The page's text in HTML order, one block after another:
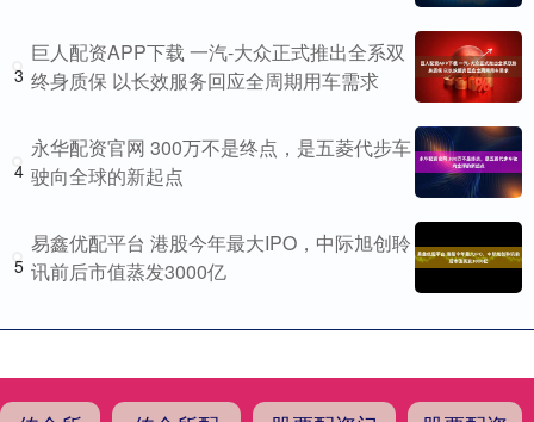
3
巨人配资APP下载 一汽-大众正式推出全系双
终身质保 以长效服务回应全周期用车需求
4
永华配资官网 300万不是终点，是五菱代步车
驶向全球的新起点
5
易鑫优配平台 港股今年最大IPO，中际旭创聆
讯前后市值蒸发3000亿